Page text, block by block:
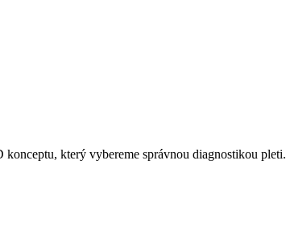
který vybereme správnou diagnostikou pleti.